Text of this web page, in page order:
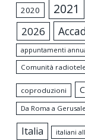
2020 2021
2026
appuntamenti
Comunità
coproduzioni
Da Roma a
Italia italiani